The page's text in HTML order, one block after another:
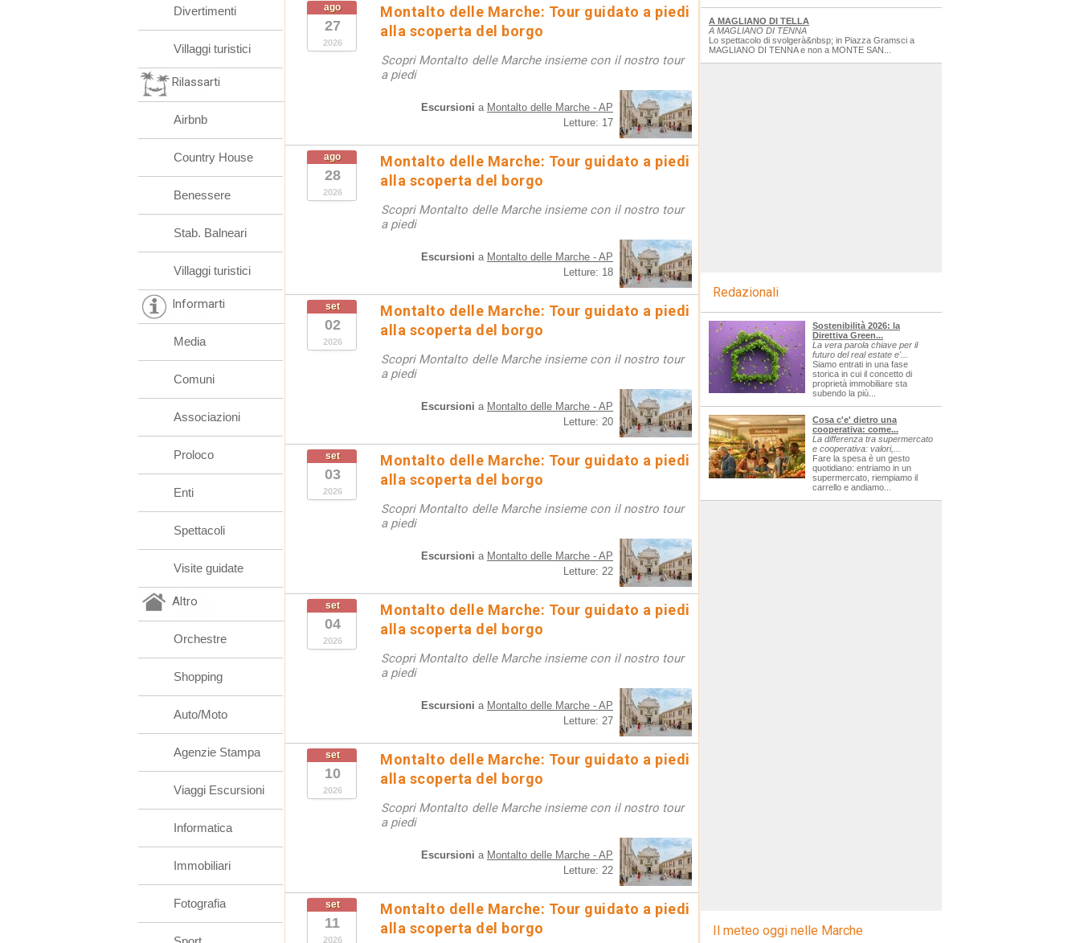
ago
27
2026
Montalto delle Marche: Tour guidato a piedi
alla scoperta del borgo
Scopri Montalto delle Marche insieme con il nostro tour
a piedi
Escursioni a Montalto delle Marche - AP
Letture: 17
ago
28
2026
Montalto delle Marche: Tour guidato a piedi
alla scoperta del borgo
Scopri Montalto delle Marche insieme con il nostro tour
a piedi
Escursioni a Montalto delle Marche - AP
Letture: 18
set
02
2026
Montalto delle Marche: Tour guidato a piedi
alla scoperta del borgo
Scopri Montalto delle Marche insieme con il nostro tour
a piedi
Escursioni a Montalto delle Marche - AP
Letture: 20
set
03
2026
Montalto delle Marche: Tour guidato a piedi
alla scoperta del borgo
Scopri Montalto delle Marche insieme con il nostro tour
a piedi
Escursioni a Montalto delle Marche - AP
Letture: 22
set
04
2026
Montalto delle Marche: Tour guidato a piedi
alla scoperta del borgo
Scopri Montalto delle Marche insieme con il nostro tour
a piedi
Escursioni a Montalto delle Marche - AP
Letture: 27
set
10
2026
Montalto delle Marche: Tour guidato a piedi
alla scoperta del borgo
Scopri Montalto delle Marche insieme con il nostro tour
a piedi
Escursioni a Montalto delle Marche - AP
Letture: 22
set
11
2026
Montalto delle Marche: Tour guidato a piedi
alla scoperta del borgo
Divertimenti
Villaggi turistici
Rilassarti
Airbnb
Country House
Benessere
Stab. Balneari
Villaggi turistici
Informarti
Media
Comuni
Associazioni
Proloco
Enti
Spettacoli
Visite guidate
Altro
Orchestre
Shopping
Auto/Moto
Agenzie Stampa
Viaggi Escursioni
Informatica
Immobiliari
Fotografia
A MAGLIANO DI TELLA
A MAGLIANO DI TENNA
Lo spettacolo di svolgerà&nbsp; in Piazza Gramsci a
MAGLIANO DI TENNA e non a MONTE SAN...
Redazionali
Sostenibilità 2026: la
Direttiva Green...
La vera parola chiave per il
futuro del real estate e'...
Siamo entrati in una fase
storica in cui il concetto di
proprietà immobiliare sta
subendo la più...
Cosa c'e' dietro una
cooperativa: come...
La differenza tra supermercato
e cooperativa: valori,...
Fare la spesa è un gesto
quotidiano: entriamo in un
supermercato, riempiamo il
carrello e andiamo...
Il meteo oggi nelle Marche